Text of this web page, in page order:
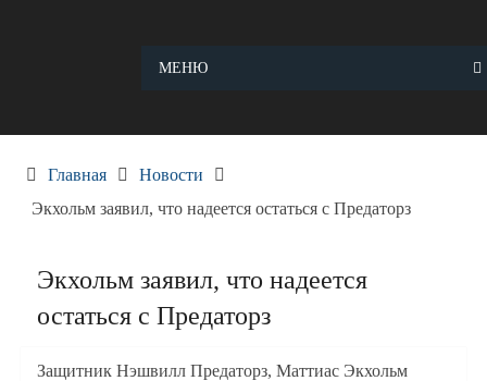
МЕНЮ
Главная
Новости
Экхольм заявил, что надеется остаться с Предаторз
Экхольм заявил, что надеется
остаться с Предаторз
Защитник Нэшвилл Предаторз, Маттиас Экхольм